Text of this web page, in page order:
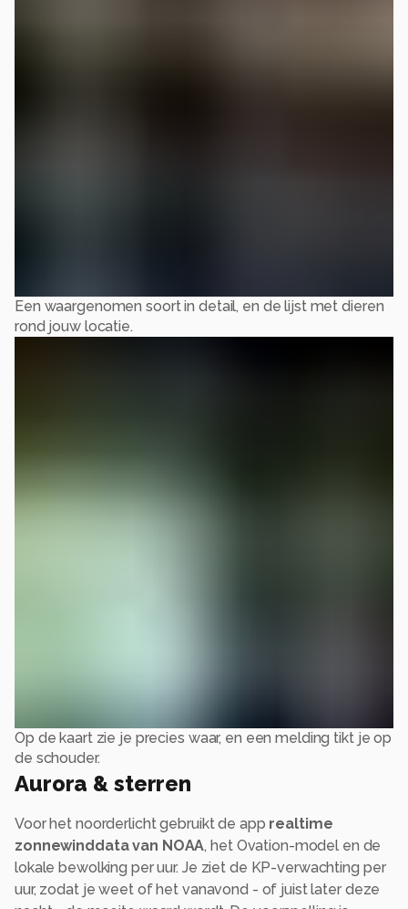
Een waargenomen soort in detail, en de lijst met dieren
rond jouw locatie.
Op de kaart zie je precies waar, en een melding tikt je op
de schouder.
Aurora & sterren
Voor het noorderlicht gebruikt de app realtime
zonnewinddata van NOAA, het Ovation-model en de
lokale bewolking per uur. Je ziet de KP-verwachting per
uur, zodat je weet of het vanavond - of juist later deze